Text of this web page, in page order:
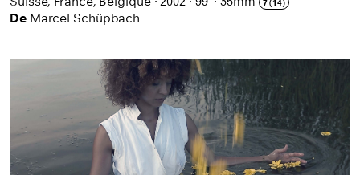
7 (14)
De Marcel Schüpbach